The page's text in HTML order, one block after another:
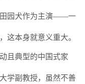
田园犬作为主演——一
这本身就意义重大。
且典型的中国式家
学副教授，虽然不善